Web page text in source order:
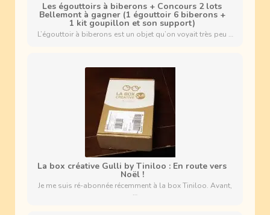
Les égouttoirs à biberons + Concours 2 lots
Bellemont à gagner (1 égouttoir 6 biberons +
1 kit goupillon et son support)
L’égouttoir à biberons est un objet qu’on voyait très peu …
La box créative Gulli by Tiniloo : En route vers
Noël !
Je me suis ré-abonnée récemment à la box Tiniloo. Avant,
…